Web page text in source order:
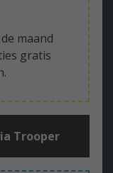
maand
gratis
Trooper